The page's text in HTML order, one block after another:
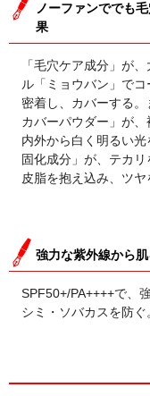
ノーファンででも
果
「毛穴ケア成分」が
ル「ミョウバン」で
密着し、カバーする
カバーパウダー」が
内外から白く明るい
固化成分」が、テカ
皮脂を抱え込み、ツヤ
強力な紫外線から
SPF50+/PA++++で、
シミ・ソバカスを防ぐ